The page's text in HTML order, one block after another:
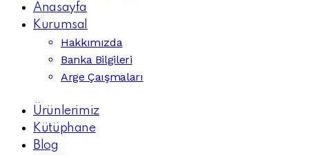
Anasayfa
Kurumsal
Hakkımızda
Banka Bilgileri
Arge Çaışmaları
Ürünlerimiz
Kütüphane
Blog